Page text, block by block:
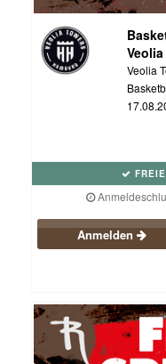
Veolia
Anmelden